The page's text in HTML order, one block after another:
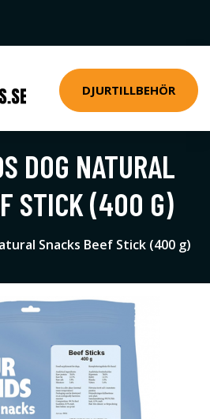
DJURTILLBEHÖR
DOG NATURAL
STICK (400 G)
Snacks Beef Stick (400 g)